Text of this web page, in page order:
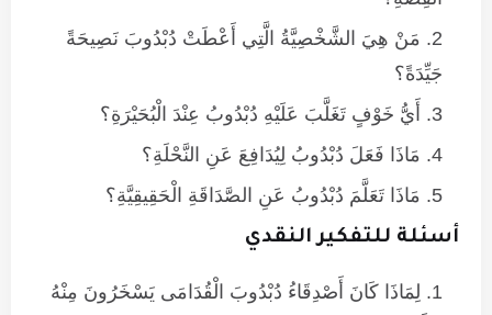
مَنْ هِيَ الشَّخْصِيَّةُ الَّتِي أَعْطَتْ دُبْدُوبَ نَصِيحَةً
جَيِّدَةً؟
أَيُّ خَوْفٍ تَغَلَّبَ عَلَيْهِ دُبْدُوبُ عِنْدَ الْبُحَيْرَةِ؟
مَاذَا فَعَلَ دُبْدُوبُ لِيُدَافِعَ عَنِ النَّحْلَةِ؟
مَاذَا تَعَلَّمَ دُبْدُوبُ عَنِ الصَّدَاقَةِ الْحَقِيقِيَّةِ؟
أسئلة للتفكير النقدي
لِمَاذَا كَانَ أَصْدِقَاءُ دُبْدُوبَ الْقُدَامَى يَسْخَرُونَ مِنْهُ